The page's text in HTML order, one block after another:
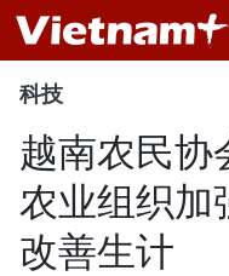
科技
越南农民协
农业组织加
改善生计